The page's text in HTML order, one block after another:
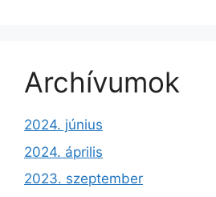
Archívumok
2024. június
2024. április
2023. szeptember